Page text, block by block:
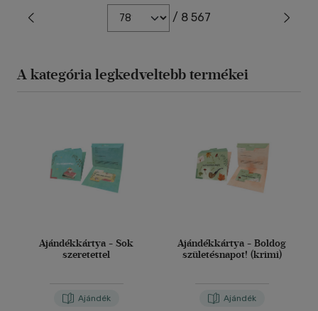
/ 8 567
A kategória legkedveltebb termékei
Ajándékkártya - Sok
szeretettel
Ajándék
Ajándékkártya - Boldog
születésnapot! (krimi)
Ajándék